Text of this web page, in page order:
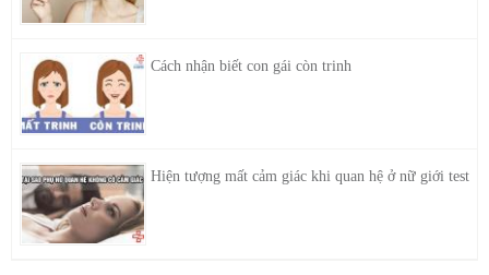
Cách nhận biết con gái còn trinh
Hiện tượng mất cảm giác khi quan hệ ở nữ giới test